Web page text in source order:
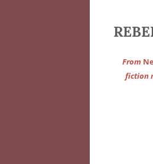
From
fiction